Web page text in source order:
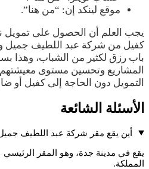
موقع لينكد إن: “من هنا”.
كفيل من شركة عبد اللطيف جميل
باب رزق لكثير من الشباب، وهذا
المشاريع وتحسين مستوى
التمويل دون الحاجة إلى كفيل أو
الأسئلة الشائعة
أين يقع مقر شركة عبد اللطيف
يقع في مدينة جدة، وهو المقر الرئيسي
المملكة.